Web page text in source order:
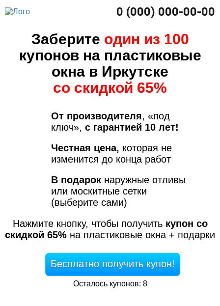
0 (000) 000-00-00
Заберите один из 100
купонов на пластиковые
окна в Иркутске
со скидкой 65%
От производителя, «под
ключ», с гарантией 10 лет!
Честная цена, которая не
изменится до конца работ
В подарок наружные отливы
или москитные сетки
(выберите сами)
Нажмите кнопку, чтобы получить купон со
скидкой 65% на пластиковые окна + подарки
Бесплатно получить купон!
Осталось купонов: 8